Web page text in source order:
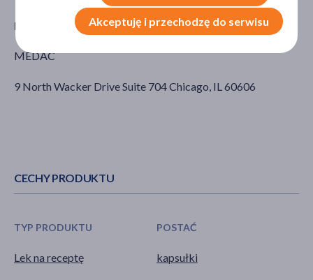
Producent
MEDAC
9 North Wacker Drive Suite 704 Chicago, IL 60606
CECHY PRODUKTU
TYP PRODUKTU
Lek na receptę
POSTAĆ
kapsułki
Akceptuję i przechodzę do serwisu